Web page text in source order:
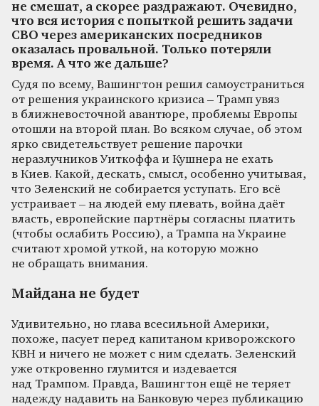
не смешат, а скорее раздражают. Очевидно,
что вся история с попыткой решить задачи
СВО через американских посредников
оказалась провальной. Только потеряли
время. А что же дальше?
Судя по всему, Вашингтон решил самоустраниться
от решения украинского кризиса – Трамп увяз
в ближневосточной авантюре, проблемы Европы
отошли на второй план. Во всяком случае, об этом
ярко свидетельствует решение парочки
неразлучников Уиткоффа и Кушнера не ехать
в Киев. Какой, дескать, смысл, особенно учитывая,
что Зеленский не собирается уступать. Его всё
устраивает – на людей ему плевать, война даёт
власть, европейские партнёры согласны платить
(чтобы ослабить Россию), а Трампа на Украине
считают хромой уткой, на которую можно
не обращать внимания.
Майдана не будет
Удивительно, но глава всесильной Америки,
похоже, пасует перед капитаном криворожского
КВН и ничего не может с ним сделать. Зеленский
уже откровенно глумится и издевается
над Трампом. Правда, Вашингтон ещё не теряет
надежду надавить на Банковую через публикацию